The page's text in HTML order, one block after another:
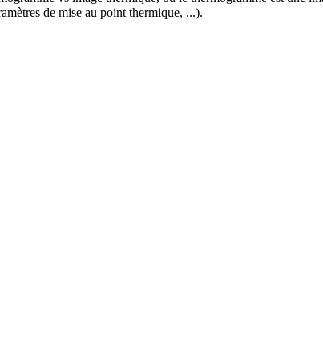
de mise au point thermique, ...).